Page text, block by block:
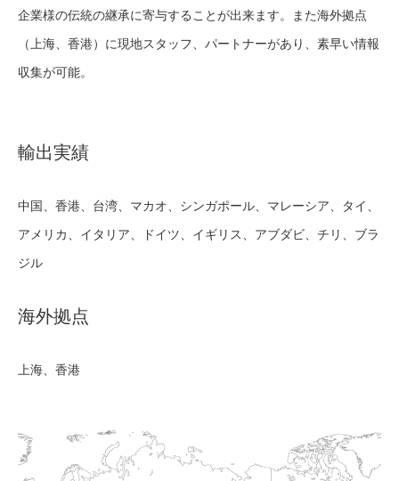
企業様の伝統の継承に寄与することが出来ます。また海外拠点
（上海、香港）に現地スタッフ、パートナーがあり、素早い情報
収集が可能。
輸出実績
中国、香港、台湾、マカオ、シンガポール、マレーシア、タイ、
アメリカ、イタリア、ドイツ、イギリス、アブダビ、チリ、ブラ
ジル
海外拠点
上海、香港